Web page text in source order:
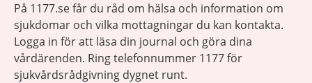
På 1177.se får du råd om hälsa och information om
sjukdomar och vilka mottagningar du kan kontakta.
Logga in för att läsa din journal och göra dina
vårdärenden. Ring telefonnummer 1177 för
sjukvårdsrådgivning dygnet runt.